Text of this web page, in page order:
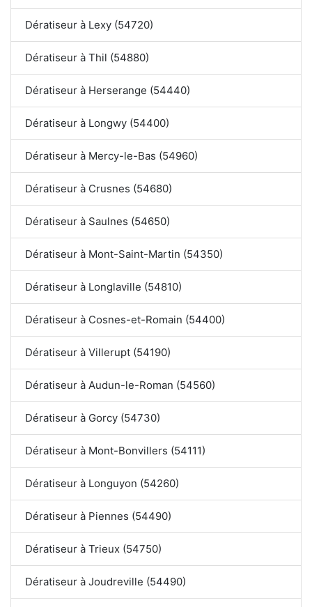
Dératiseur à Lexy (54720)
Dératiseur à Thil (54880)
Dératiseur à Herserange (54440)
Dératiseur à Longwy (54400)
Dératiseur à Mercy-le-Bas (54960)
Dératiseur à Crusnes (54680)
Dératiseur à Saulnes (54650)
Dératiseur à Mont-Saint-Martin (54350)
Dératiseur à Longlaville (54810)
Dératiseur à Cosnes-et-Romain (54400)
Dératiseur à Villerupt (54190)
Dératiseur à Audun-le-Roman (54560)
Dératiseur à Gorcy (54730)
Dératiseur à Mont-Bonvillers (54111)
Dératiseur à Longuyon (54260)
Dératiseur à Piennes (54490)
Dératiseur à Trieux (54750)
Dératiseur à Joudreville (54490)